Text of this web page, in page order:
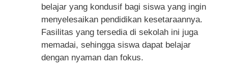
belajar yang kondusif bagi siswa yang ingin
menyelesaikan pendidikan kesetaraannya.
Fasilitas yang tersedia di sekolah ini juga
memadai, sehingga siswa dapat belajar
dengan nyaman dan fokus.